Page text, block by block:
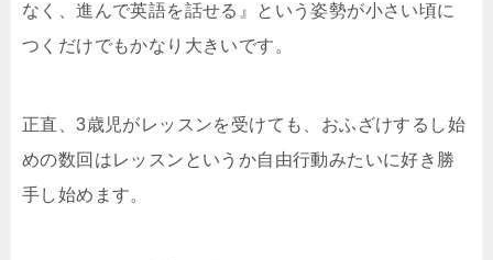
なく、進んで英語を話せる』という姿勢が小さい頃に
つくだけでもかなり大きいです。
正直、3歳児がレッスンを受けても、おふざけするし始
めの数回はレッスンというか自由行動みたいに好き勝
手し始めます。